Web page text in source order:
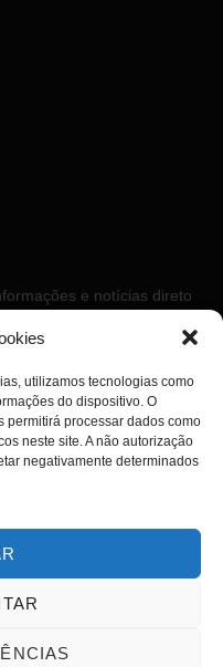
utilizamos tecnologias como
do dispositivo. O
permitirá processar dados como
neste site. A não autorização
negativamente determinados
e notícias direto
os direitos reservados.